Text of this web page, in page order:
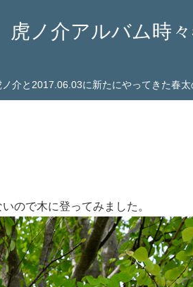
虎ノ介アルバム時
介と2017.06.03に新たにやってきた春太
ので木に登ってみました。